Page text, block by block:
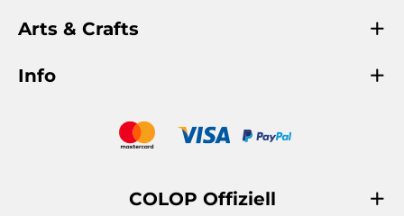
Arts & Crafts
Info
COLOP Offiziell